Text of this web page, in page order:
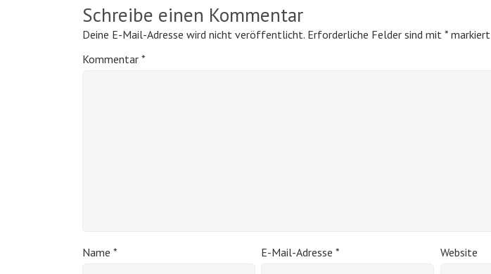
Schreibe einen Kommentar
Deine E-Mail-Adresse wird nicht veröffentlicht. Erforderliche Felder sind mit * markiert
Kommentar *
Name * E-Mail-Adresse* Website